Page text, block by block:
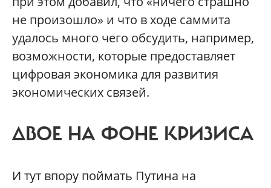
не произошло» и что в ходе саммита
удалось много чего обсудить, например,
возможности, которые предоставляет
цифровая экономика для развития
экономических связей.
ДВОЕ НА ФОНЕ КРИЗИСА
И тут впору поймать Путина на